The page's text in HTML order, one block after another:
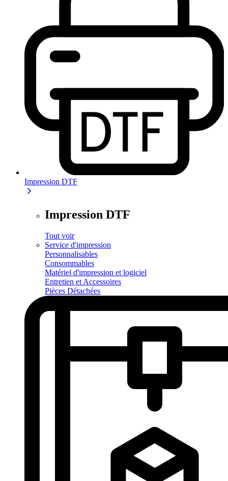
Impression DTF
Impression DTF
Tout voir
Service d'impression
Personnalisables
Consommables
Matériel d'impression et logiciel
Entretien et Accessoires
Pièces Détachées